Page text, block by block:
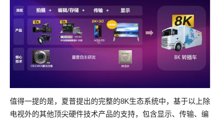
值得一提的是，夏普提出的完整的8K生态系统中，基于以上除
电视外的其他顶尖硬件技术产品的支持，包含显示、传输、编